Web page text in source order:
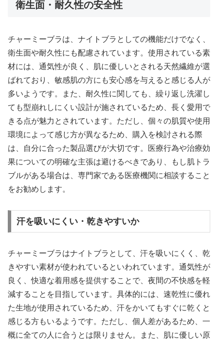
衛生面・耐久性の安全性
チャーミーブラは、ナイトブラとしての機能だけでなく、
衛生面や耐久性にも配慮されています。使用されている素
材には、通気性が良く、肌に優しいとされる天然繊維が選
ばれており、敏感肌の方にも安心感を与えると感じる人が
多いようです。また、耐久性に関しても、繰り返し洗濯し
ても型崩れしにくい設計が施されているため、長く愛用で
きる点が魅力とされています。ただし、個々の肌質や使用
環境によって感じ方が異なるため、購入を検討される際
は、自分に合った製品選びが大切です。医療行為や治療効
果についての明確な主張は避けるべきであり、もし肌トラ
ブルがある場合は、専門家である医療機関に相談すること
をお勧めします。
汗を吸いにくい・乾きやすいか
チャーミーブラはナイトブラとして、汗を吸いにくく、乾
きやすい素材が使われているといわれています。通気性が
良く、快適な着用感を提供することで、夜間の不快感を軽
減することを目指しています。具体的には、速乾性に優れ
た生地が使用されているため、汗をかいてもすぐに乾くと
感じる方もいるようです。ただし、個人差があるため、一
概に全ての人に合うとは限りません。また、肌に優しい原